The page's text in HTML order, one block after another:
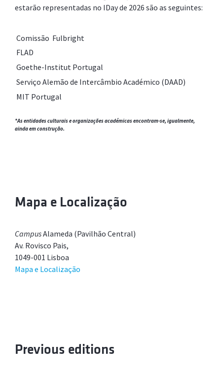
estarão representadas no IDay de 2026 são as seguintes:
Comissão Fulbright
FLAD
Goethe-Institut Portugal
Serviço Alemão de Intercâmbio Académico (DAAD)
MIT Portugal
*As entidades culturais e organizações académicas encontram-se, igualmente,
ainda em construção.
Mapa e Localização
CampusAlameda (Pavilhão Central)
Av. Rovisco Pais,
1049-001 Lisboa
Mapa e Localização
Previous editions